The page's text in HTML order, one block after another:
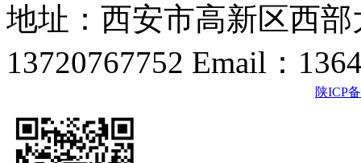
地址：西安市高新区西
13720767752 Email：
陕ICP